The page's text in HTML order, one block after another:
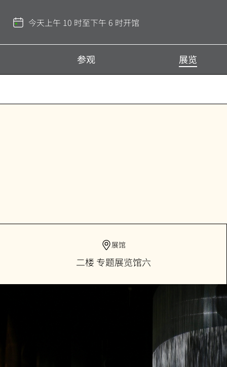
部
今天上午 10 时至下午 6 时开馆
参观 展览
展馆
二楼 专题展览馆六